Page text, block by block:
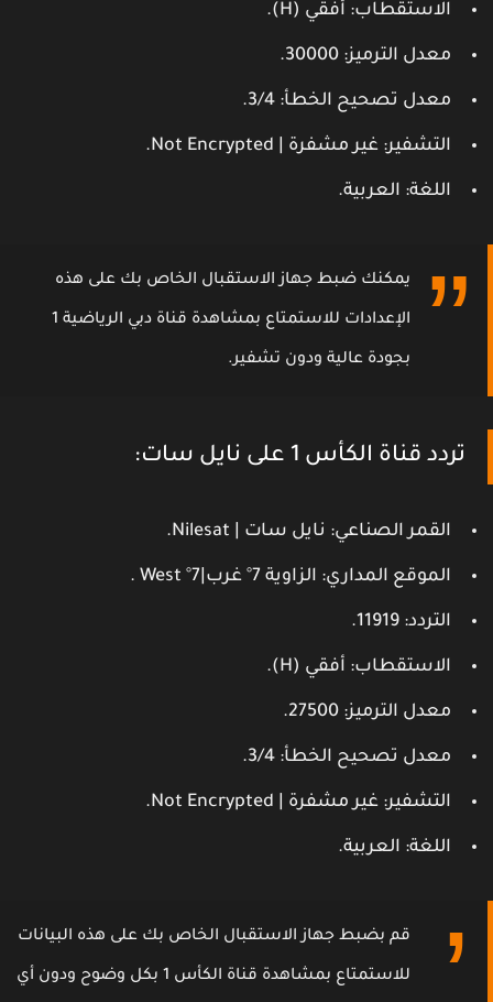
الاستقطاب: أفقي (H).
معدل الترميز: 30000.
معدل تصحيح الخطأ: 3/4.
التشفير: غير مشفرة | Not Encrypted.
اللغة: العربية.
يمكنك ضبط جهاز الاستقبال الخاص بك على هذه
الإعدادات للاستمتاع بمشاهدة قناة دبي الرياضية 1
بجودة عالية ودون تشفير.
تردد قناة الكأس 1 على نايل سات:
القمر الصناعي: نايل سات | Nilesat.
الموقع المداري: الزاوية 7° غرب|7° West .
التردد: 11919.
الاستقطاب: أفقي (H).
معدل الترميز: 27500.
معدل تصحيح الخطأ: 3/4.
التشفير: غير مشفرة | Not Encrypted.
اللغة: العربية.
قم بضبط جهاز الاستقبال الخاص بك على هذه البيانات
للاستمتاع بمشاهدة قناة الكأس 1 بكل وضوح ودون أي